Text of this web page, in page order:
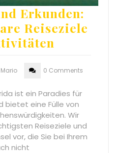
Erkunden:
Reiseziele
Mario 0 Comments
ist ein Paradies für
bietet eine Fülle von
Wir
Reiseziele und
vor, die Sie bei Ihrem
nicht